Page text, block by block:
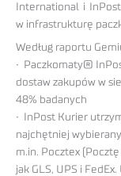
International i
w infrastrukturę
Według raportu
• Paczkomaty®
dostaw zakupów w
48% badanych
• InPost Kurier
najchętniej
m.in. Pocztex
jak GLS, UPS i